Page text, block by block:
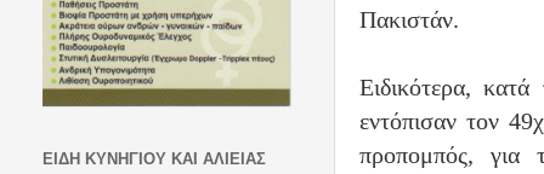
Πακιστάν.
Ειδικότερα, κατά
εντόπισαν τον
προπομπός, για
ΕΙΔΗ ΚΥΝΗΓΙΟΥ ΚΑΙ ΑΛΙΕΙΑΣ